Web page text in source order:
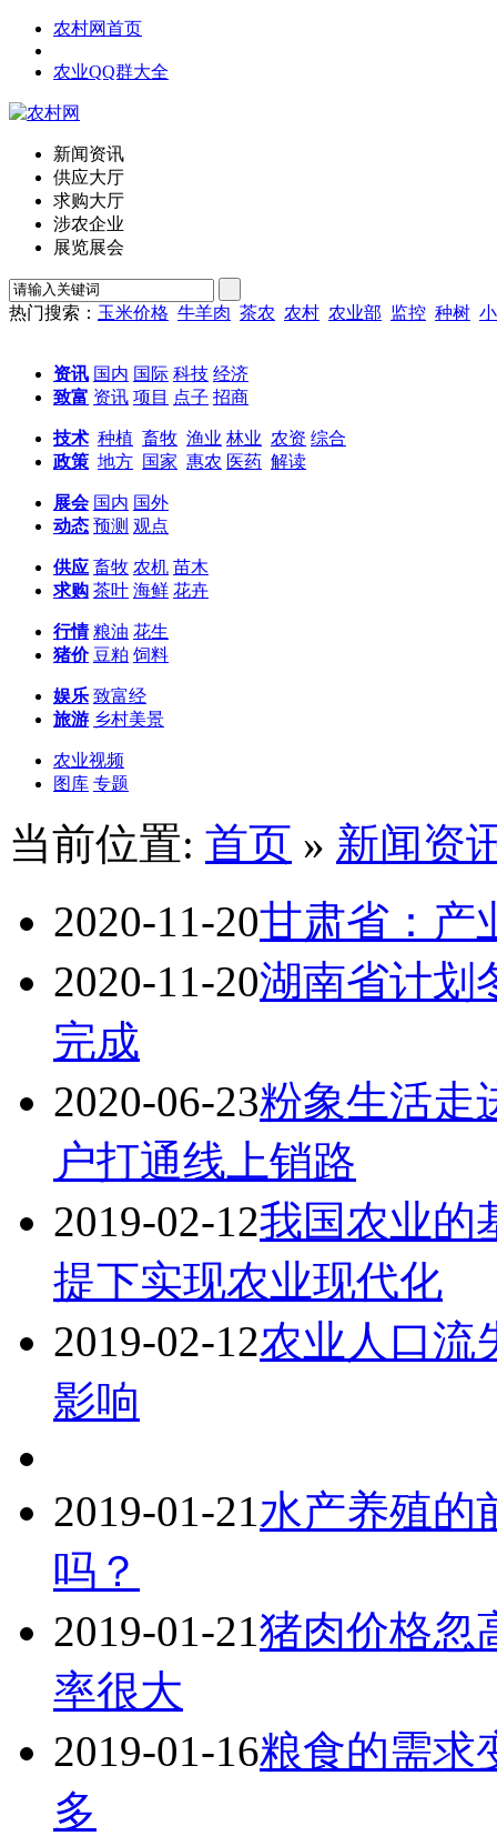
农村网首页
农业QQ群大全
新闻资讯
供应大厅
求购大厅
涉农企业
展览展会
热门搜索： 玉米价格 牛羊肉 茶农 农村 农业部 监控 种树
资讯 国内 国际 科技 经济
致富 资讯 项目 点子 招商
技术 种植 畜牧 渔业 林业 农资 综合
政策 地方 国家 惠农 医药 解读
展会 国内 国外
动态 预测 观点
供应 畜牧 农机 苗木
求购 茶叶 海鲜 花卉
行情 粮油 花生
猪价 豆粕 饲料
娱乐 致富经
旅游 乡村美景
农业视频
图库 专题
当前位置: 首页 » 新闻资
2020-11-20甘肃省：产
2020-11-20湖南省计划
完成
2020-06-23粉象生活走
户打通线上销路
2019-02-12我国农业的
提下实现农业现代化
2019-02-12农业人口流
影响
2019-01-21 水产养殖的
吗？
2019-01-21猪肉价格忽
率很大
2019-01-16粮食的需求
多